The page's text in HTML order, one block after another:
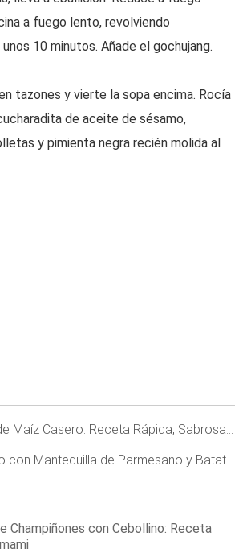
a fuego lento, revolviendo
10 minutos. Añade el gochujang.
tazones y vierte la sopa encima. Rocía
de aceite de sésamo,
y pimienta negra recién molida al
Casero: Receta Rápida, Sabrosa y Versátil
de Parmesano y Batatas Asadas Crujientes
Champiñones con Cebollino: Receta